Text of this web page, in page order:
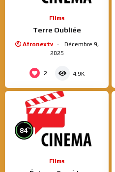
Films
Terre Oubliée
Afronextv
Décembre 9,
2025
2 4.9K
84%
Films